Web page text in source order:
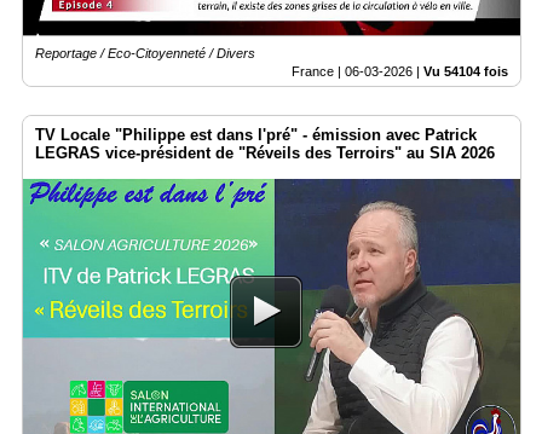
Reportage / Eco-Citoyenneté / Divers
France | 06-03-2026 | Vu 54104 fois
TV Locale "Philippe est dans l'pré" - émission avec Patrick
LEGRAS vice-président de "Réveils des Terroirs" au SIA 2026